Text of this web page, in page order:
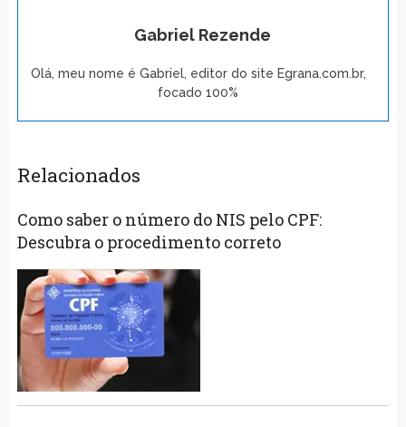
Gabriel Rezende
Olá, meu nome é Gabriel, editor do site Egrana.com.br,
focado 100%
Relacionados
Como saber o número do NIS pelo CPF:
Descubra o procedimento correto